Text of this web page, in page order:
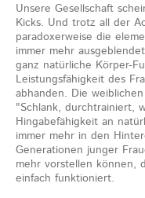
Unsere Gesellschaft
Kicks. Und trotz all der
paradoxerweise die
immer mehr
ganz natürliche Körper-
Leistungsfähigkeit des
abhanden. Die
"Schlank, durchtrainiert,
Hingabefähigkeit an
immer mehr in den
Generationen junger
mehr vorstellen können,
einfach funktioniert.